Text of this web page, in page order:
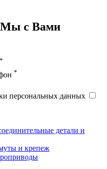
Мы с Вами
*
*
персональных данных
детали и
и крепеж